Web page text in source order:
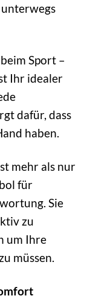
Sport –
Ihr idealer
dafür, dass
haben.
mehr als nur
für
Sie
zu
um Ihre
müssen.